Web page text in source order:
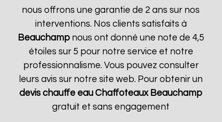
nous offrons une garantie de 2 ans sur nos
interventions. Nos clients satisfaits à
Beauchampnous ont donné une note de 4,5
étoiles sur 5 pour notre service et notre
professionnalisme. Vous pouvez consulter
leurs avis sur notre site web. Pour obtenir un
devis chauffe eau Chaffoteaux Beauchamp
gratuit et sans engagement